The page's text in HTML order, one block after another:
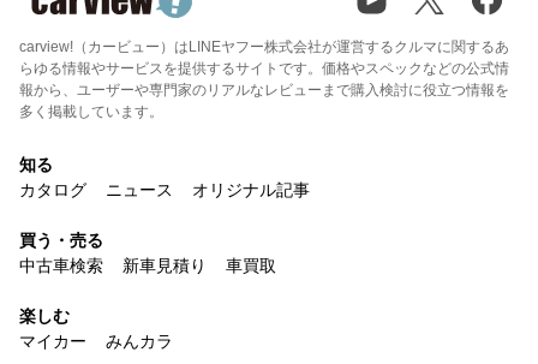
carview!（カービュー）はLINEヤフー株式会社が運営するクルマに関するあ
らゆる情報やサービスを提供するサイトです。価格やスペックなどの公式情
報から、ユーザーや専門家のリアルなレビューまで購入検討に役立つ情報を
多く掲載しています。
知る
カタログ
ニュース オリジナル記事
買う・売る
中古車検索
新車見積り 車買取
楽しむ
マイカー
みんカラ